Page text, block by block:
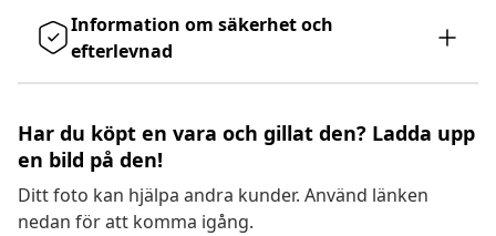
Information om säkerhet och
efterlevnad
Har du köpt en vara och gillat den? Ladda upp
en bild på den!
Ditt foto kan hjälpa andra kunder. Använd länken
nedan för att komma igång.